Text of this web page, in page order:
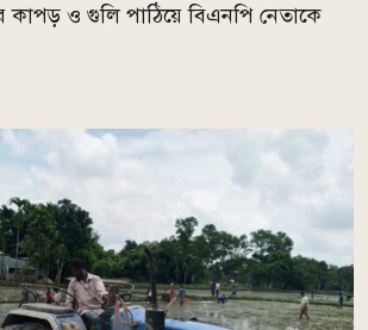
ও গুলি পাঠিয়ে বিএনপি নেতাকে